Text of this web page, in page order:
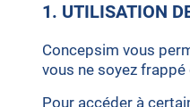
1. UTILISATION
Concepsim vous
vous ne soyez
Pour accéder à